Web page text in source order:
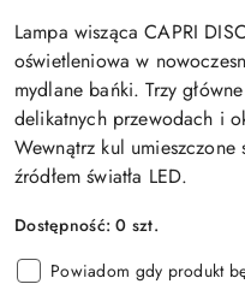
Lampa wisząca CAPRI
oświetleniowa w
mydlane bańki. Trzy
delikatnych przewodach i
Wewnątrz kul umieszczone
źródłem światła LED.
Dostępność:0 szt.
Powiadom gdy produkt